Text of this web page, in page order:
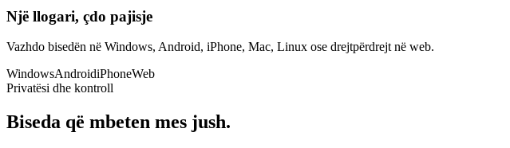
Një llogari, çdo pajisje
Vazhdo bisedën në Windows, Android, iPhone, Mac, Linux ose drejtpërdrejt në web.
WindowsAndroidiPhoneWeb
Privatësi dhe kontroll
Biseda që mbeten mes jush.